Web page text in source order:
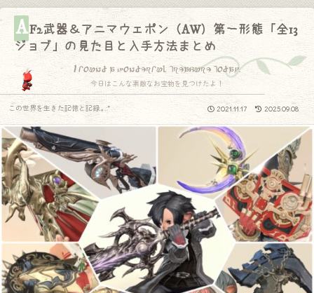
AF2武器＆アニマウェポン（AW）第一形態「全13
ジョブ」の見た目と入手方法まとめ
I found a wonderful treasure today.
今日はこんな素敵なお宝物を見つけたよ！
2021.11.17 2025.09.08
この世界を生きた記憶と記録.｡.:*